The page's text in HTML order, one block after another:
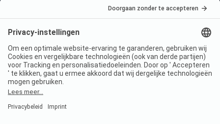
Imprint
Jouw privacy
Voorwaarden
Wet digitale diensten